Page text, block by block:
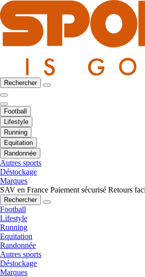
Rechercher
Football
Lifestyle
Running
Equitation
Randonnée
Autres sports
Déstockage
Marques
SAV en France Paiement sécurisé Retours
Rechercher
Football
Lifestyle
Running
Equitation
Randonnée
Autres sports
Déstockage
Marques